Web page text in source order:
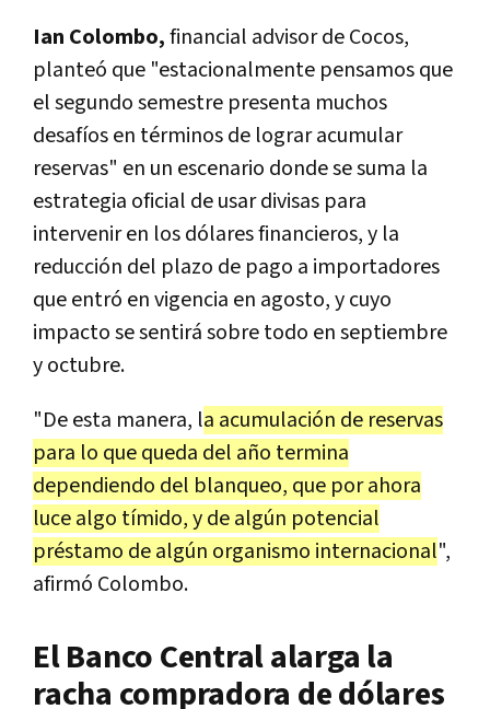
Ian Colombo,financial advisor de Cocos,
planteó que "estacionalmente pensamos que
el segundo semestre presenta muchos
desafíos en términos de lograr acumular
reservas" en un escenario donde se suma la
estrategia oficial de usar divisas para
intervenir en los dólares financieros, y la
reducción del plazo de pago a importadores
que entró en vigencia en agosto, y cuyo
impacto se sentirá sobre todo en septiembre
y octubre.
"De esta manera, la acumulación de reservas
para lo que queda del año termina
dependiendo del blanqueo, que por ahora
luce algo tímido, y de algún potencial
préstamo de algún organismo internacional",
afirmó Colombo.
El Banco Central alarga la
racha compradora de dólares